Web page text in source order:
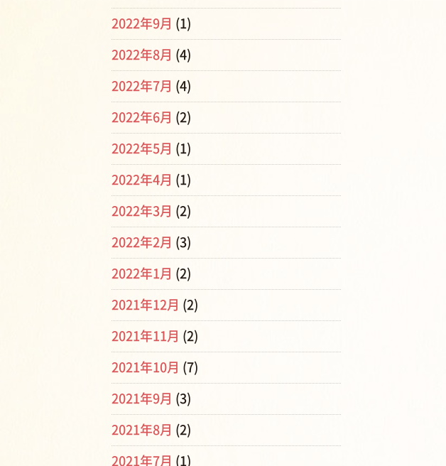
2022年9月 (1)
2022年8月 (4)
2022年7月 (4)
2022年6月 (2)
2022年5月 (1)
2022年4月 (1)
2022年3月 (2)
2022年2月 (3)
2022年1月 (2)
2021年12月 (2)
2021年11月 (2)
2021年10月 (7)
2021年9月 (3)
2021年8月 (2)
2021年7月 (1)